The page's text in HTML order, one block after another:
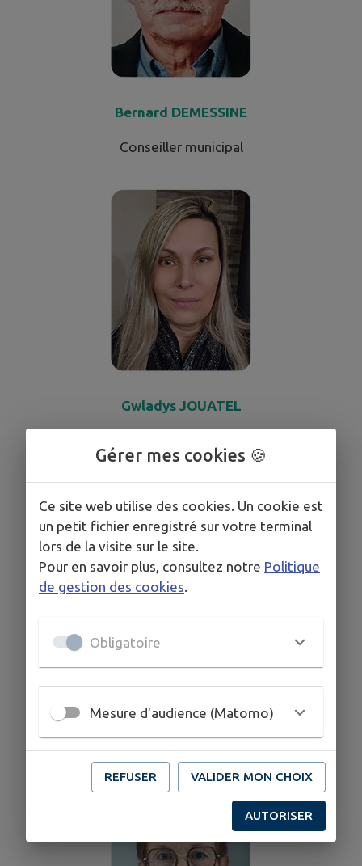
Bernard DEMESSINE
Conseiller municipal
Gwladys JOUATEL
Gérer mes cookies 🍪
Ce site web utilise des cookies. Un cookie est
un petit fichier enregistré sur votre terminal
lors de la visite sur le site.
Pour en savoir plus, consultez notre Politique
de gestion des cookies.
Obligatoire
Mesure d'audience (Matomo)
REFUSER VALIDER MON CHOIX
AUTORISER